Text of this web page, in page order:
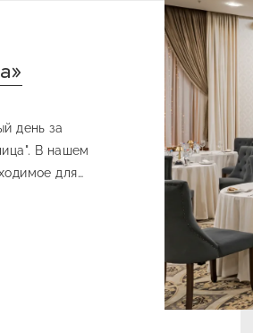
день за
В нашем
для
предлагает